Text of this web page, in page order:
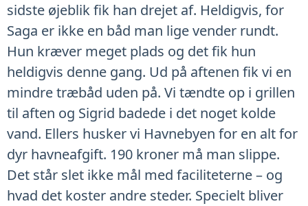
sidste øjeblik fik han drejet af. Heldigvis, for
Saga er ikke en båd man lige vender rundt.
Hun kræver meget plads og det fik hun
heldigvis denne gang. Ud på aftenen fik vi en
mindre træbåd uden på. Vi tændte op i grillen
til aften og Sigrid badede i det noget kolde
vand. Ellers husker vi Havnebyen for en alt for
dyr havneafgift. 190 kroner må man slippe.
Det står slet ikke mål med faciliteterne – og
hvad det koster andre steder. Specielt bliver